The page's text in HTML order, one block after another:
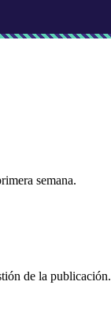
semana.
de la publicación.